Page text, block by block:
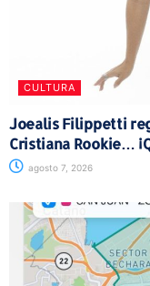
CULTURA
Joealis Filippetti
Cristiana Rookie…
agosto 7, 2026